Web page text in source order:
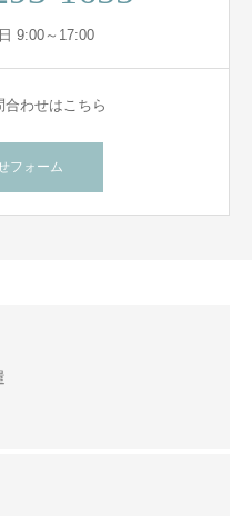
9:00～17:00
わせはこちら
フォーム